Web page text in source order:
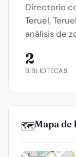
Directorio
Teruel,
análisis de
2
BIBLIOTECAS
🗺️Mapa